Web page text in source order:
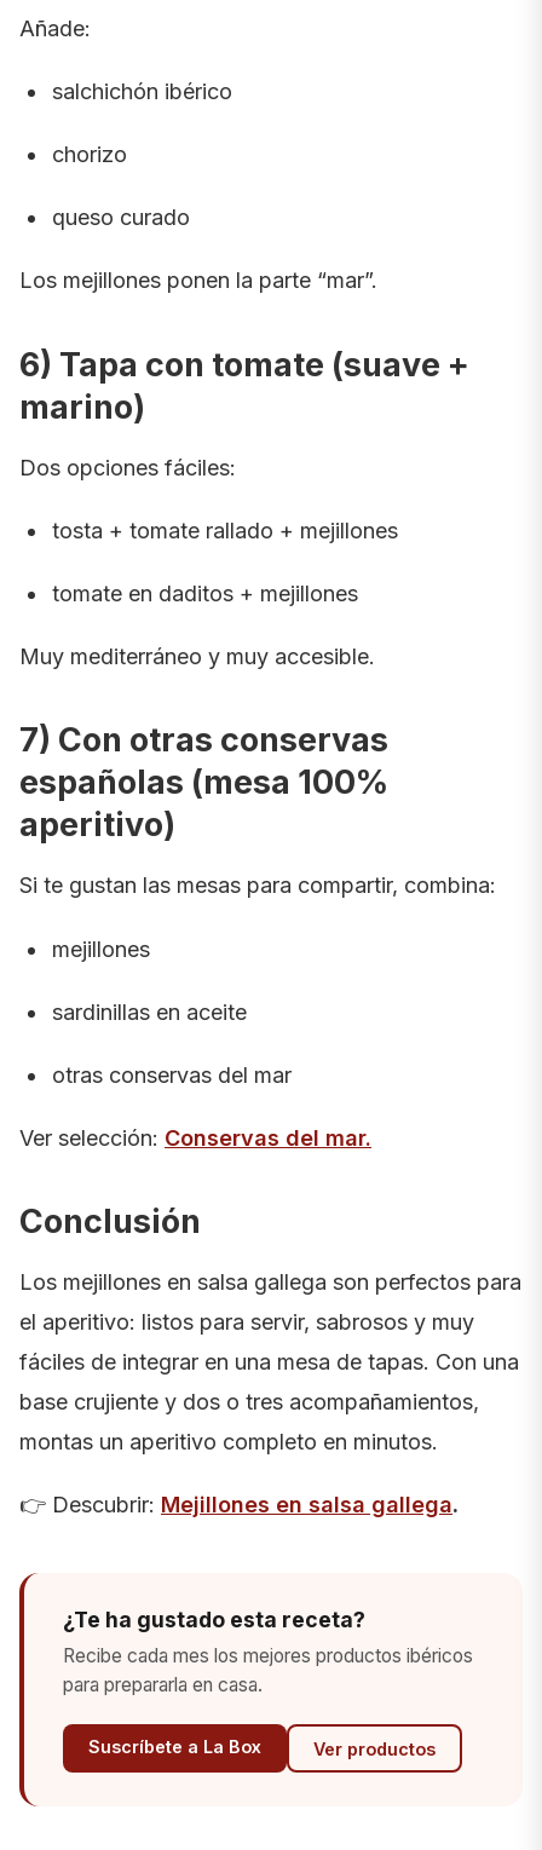
Añade:
salchichón ibérico
chorizo
queso curado
Los mejillones ponen la parte “mar”.
6) Tapa con tomate (suave +
marino)
Dos opciones fáciles:
tosta + tomate rallado + mejillones
tomate en daditos + mejillones
Muy mediterráneo y muy accesible.
7) Con otras conservas
españolas (mesa 100%
aperitivo)
Si te gustan las mesas para compartir, combina:
mejillones
sardinillas en aceite
otras conservas del mar
Ver selección: Conservas del mar.
Conclusión
Los mejillones en salsa gallega son perfectos para
el aperitivo: listos para servir, sabrosos y muy
fáciles de integrar en una mesa de tapas. Con una
base crujiente y dos o tres acompañamientos,
montas un aperitivo completo en minutos.
👉 Descubrir: Mejillones en salsa gallega.
¿Te ha gustado esta receta?
Recibe cada mes los mejores productos ibéricos
para prepararla en casa.
Suscríbete a La Box Ver productos